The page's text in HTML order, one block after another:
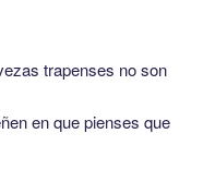
trapenses no son
en que pienses que